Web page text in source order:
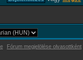
Fórum megjelölése olvasottként